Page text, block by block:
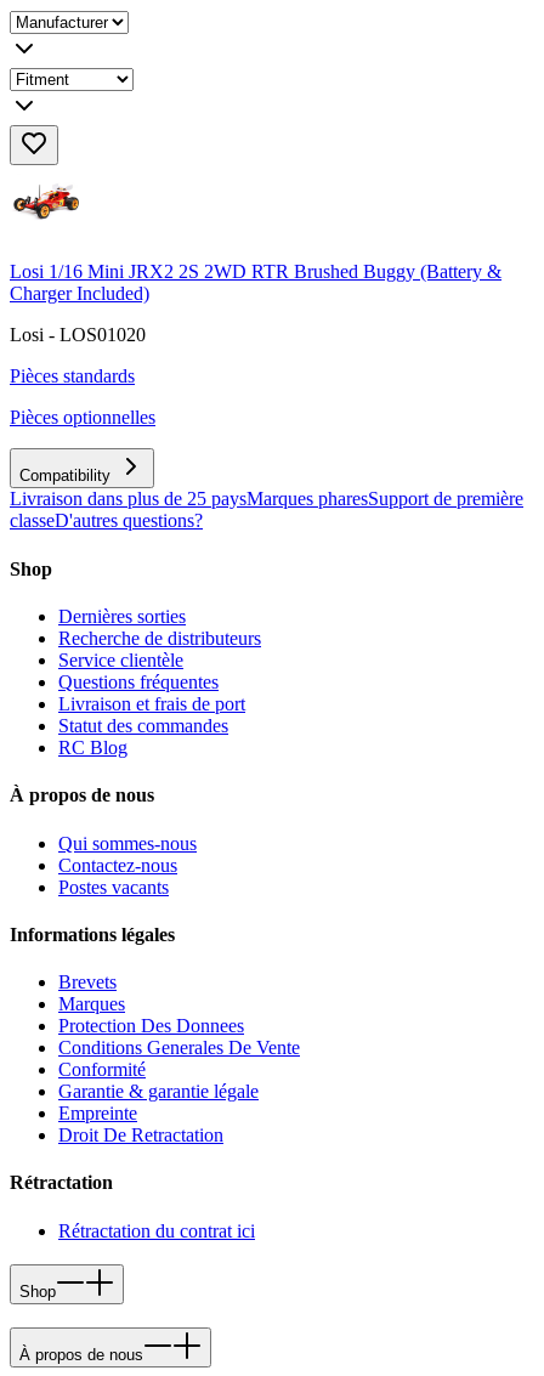
Losi 1/16 Mini JRX2 2S 2WD RTR Brushed Buggy (Battery &
Charger Included)
Losi - LOS01020
Pièces standards
Pièces optionnelles
Compatibility
Livraison dans plus de 25 paysMarques pharesSupport de première
classeD'autres questions?
Shop
Dernières sorties
Recherche de distributeurs
Service clientèle
Questions fréquentes
Livraison et frais de port
Statut des commandes
RC Blog
À propos de nous
Qui sommes-nous
Contactez-nous
Postes vacants
Informations légales
Brevets
Marques
Protection Des Donnees
Conditions Generales De Vente
Conformité
Garantie & garantie légale
Empreinte
Droit De Retractation
Rétractation
Rétractation du contrat ici
Shop
À propos de nous